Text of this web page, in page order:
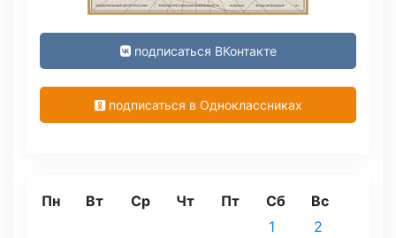
подписаться ВКонтакте
подписаться в Одноклассниках
Пн Вт Ср Чт Пт Сб Вс
1
2